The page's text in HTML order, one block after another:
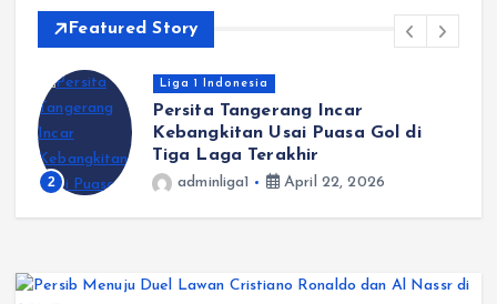
Featured Story
2
Liga 1 Indonesia
Persita Tangerang Incar
Kebangkitan Usai Puasa Gol di
Tiga Laga Terakhir
adminliga1 April 22, 2026